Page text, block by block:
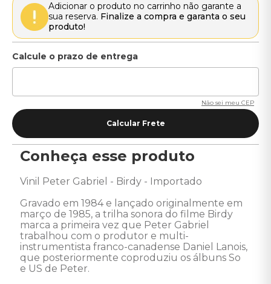
Adicionar o produto no carrinho não garante a
sua reserva. Finalize a compra e garanta o seu
produto!
Não sei meu CEP
Conheça esse produto
Vinil Peter Gabriel - Birdy - Importado
Gravado em 1984 e lançado originalmente em
março de 1985, a trilha sonora do filme Birdy
marca a primeira vez que Peter Gabriel
trabalhou com o produtor e multi-
instrumentista franco-canadense Daniel Lanois,
que posteriormente coproduziu os álbuns So
e US de Peter.